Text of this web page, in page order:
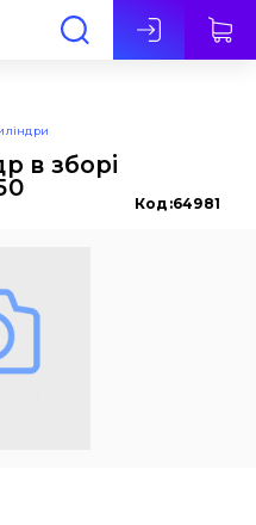
в зборі
Код:64981